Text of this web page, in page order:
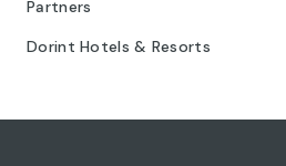
Partners
Dorint Hotels & Resorts